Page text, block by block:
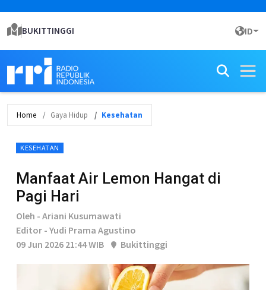
BUKITTINGGI ID
Home Gaya Hidup Kesehatan
KESEHATAN
Manfaat Air Lemon Hangat di
Pagi Hari
Oleh - Ariani Kusumawati
Editor - Yudi Prama Agustino
09 Jun 2026 21:44 WIB
Bukittinggi